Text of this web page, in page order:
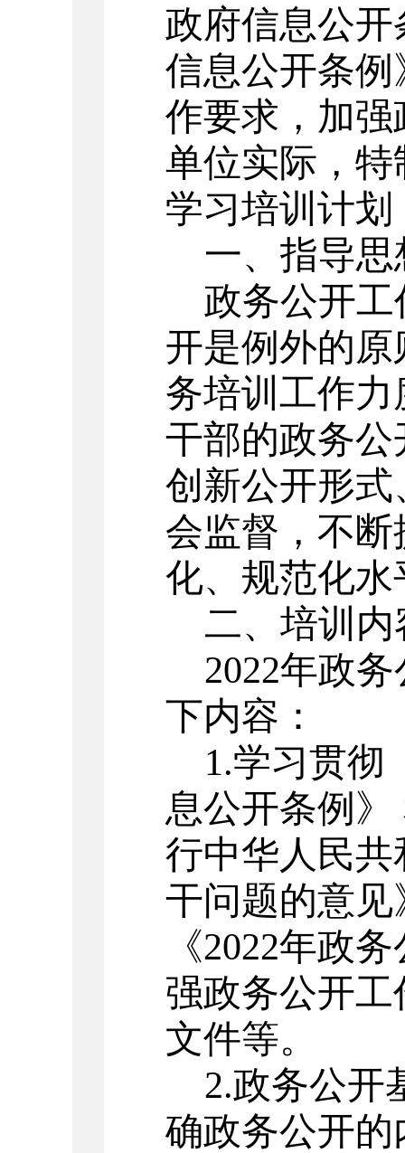
政府信息公
信息公开条
作要求，加
单位实际，特
学习培训计
一、指导
政务公开
开是例外的
务培训工作
干部的政务
创新公开形
会监督，不
化、规范化水
二、培训内
2022年政务
下内容：
1.学习贯彻
息公开条例
行中华人民
干问题的意
《2022年政务
强政务公开
文件等。
2.政务公开
确政务公开